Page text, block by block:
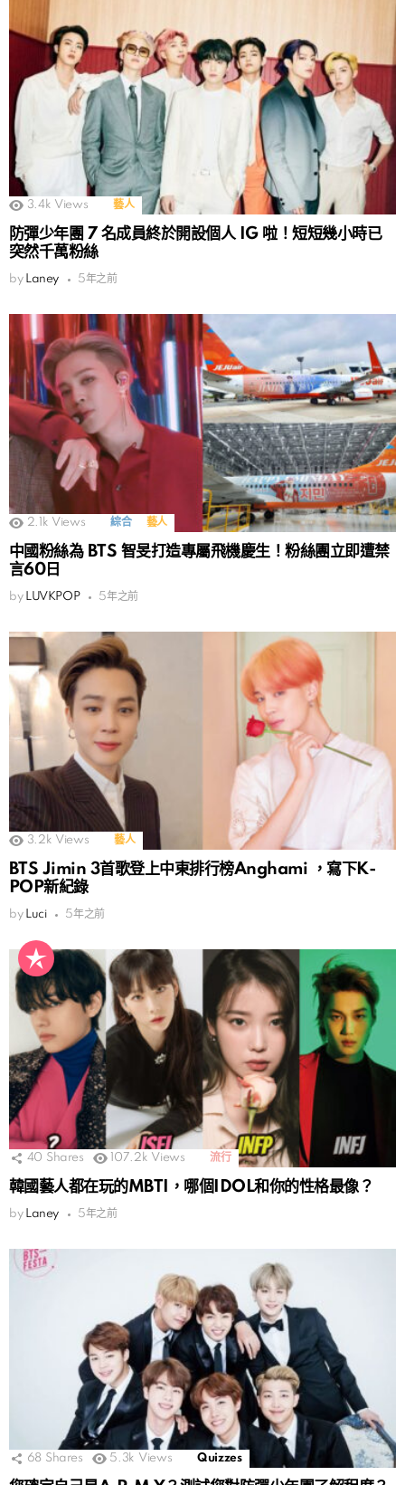
3.4k Views 藝人
防彈少年團 7 名成員終於開設個人 IG 啦！短短幾小時已
突然千萬粉絲
by Laney 5年之前
2.1k Views 綜合 藝人
中國粉絲為 BTS 智旻打造專屬飛機慶生！粉絲團立即遭禁
言60日
by LUVKPOP 5年之前
3.2k Views 藝人
BTS Jimin 3首歌登上中東排行榜Anghami ，寫下K-
POP新紀錄
by Luci 5年之前
40 Shares 107.2k Views 流行
韓國藝人都在玩的MBTI，哪個IDOL和你的性格最像？
by Laney 5年之前
68 Shares 5.3k Views Quizzes